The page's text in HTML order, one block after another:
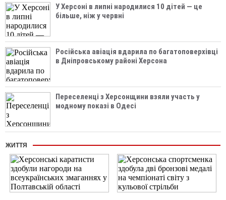
У Херсоні в липні народилися 10 дітей — це
більше, ніж у червні
Російська авіація вдарила по багатоповерхівці
в Дніпровському районі Херсона
Переселенці з Херсонщини взяли участь у
модному показі в Одесі
ЖИТТЯ